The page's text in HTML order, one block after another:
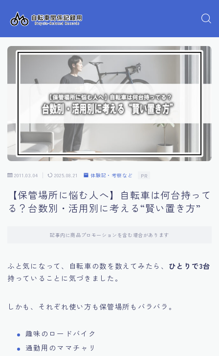
2011.03.04 2025.08.21 体験記・考察など PR
【保管場所に悩む人へ】自転車は何台持って
る？台数別・活用別に考える“賢い置き方”
記事内に商品プロモーションを含む場合があります
ふと気になって、自転車の数を数えてみたら、 ひとりで3台
持っていることに気づきました。
しかも、それぞれ使い方も保管場所もバラバラ。
趣味のロードバイク
通勤用のママチャリ